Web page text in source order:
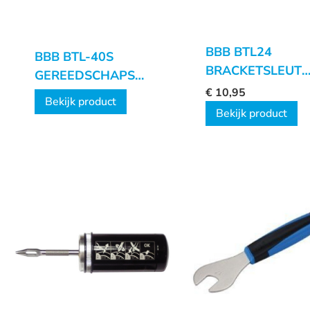
BBB BTL-40S
GEREEDSCHAPSET
MINIFOLD
Bekijk product
BBB BTL24
MULTIHOOK
€ 10,95
Bekijk product